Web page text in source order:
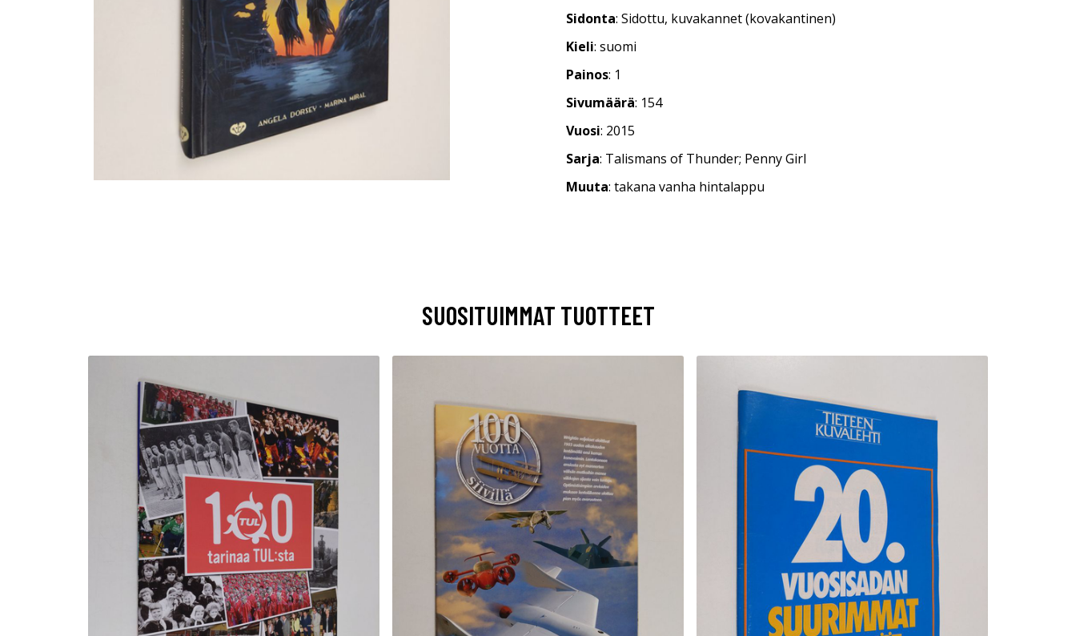
Sidonta: Sidottu, kuvakannet (kovakantinen)
Kieli: suomi
Painos: 1
Sivumäärä: 154
Vuosi: 2015
Sarja: Talismans of Thunder; Penny Girl
Muuta: takana vanha hintalappu
SUOSITUIMMAT TUOTTEET